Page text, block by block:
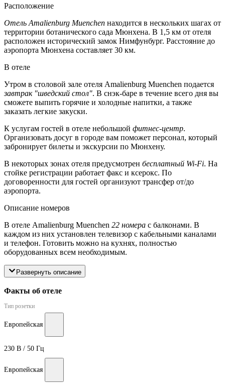
Расположение
Отель Amalienburg Muenchen находится в нескольких шагах от
территории ботанического сада Мюнхена. В 1,5 км от отеля
расположен исторический замок Нимфунбург. Расстояние до
аэропорта Мюнхена составляет 30 км.
В отеле
Утром в столовой зале отеля Amalienburg Muenchen подается
завтрак "шведский стол". В снэк-баре в течение всего дня вы
сможете выпить горячие и холодные напитки, а также
заказать легкие закуски.
К услугам гостей в отеле небольшой фитнес-центр.
Организовать досуг в городе вам поможет персонал, который
забронирует билеты и экскурсии по Мюнхену.
В некоторых зонах отеля предусмотрен бесплатный Wi-Fi. На
стойке регистрации работает факс и ксерокс. По
договоренности для гостей организуют трансфер от/до
аэропорта.
Описание номеров
В отеле Amalienburg Muenchen 22 номера с балконами. В
каждом из них установлен телевизор с кабельными каналами
и телефон. Готовить можно на кухнях, полностью
оборудованных всем необходимым.
Развернуть описание
Факты об отеле
Тип розетки
Европейская
230 В / 50 Гц
Европейская